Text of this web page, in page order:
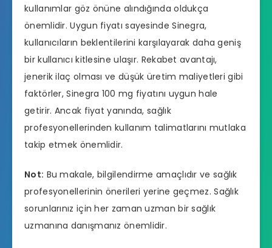
kullanımlar göz önüne alındığında oldukça
önemlidir. Uygun fiyatı sayesinde Sinegra,
kullanıcıların beklentilerini karşılayarak daha geniş
bir kullanıcı kitlesine ulaşır. Rekabet avantajı,
jenerik ilaç olması ve düşük üretim maliyetleri gibi
faktörler, Sinegra 100 mg fiyatını uygun hale
getirir. Ancak fiyat yanında, sağlık
profesyonellerinden kullanım talimatlarını mutlaka
takip etmek önemlidir.
Not: Bu makale, bilgilendirme amaçlıdır ve sağlık
profesyonellerinin önerileri yerine geçmez. Sağlık
sorunlarınız için her zaman uzman bir sağlık
uzmanına danışmanız önemlidir.